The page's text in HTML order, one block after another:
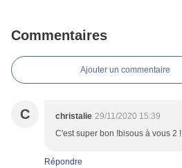
Commentaires
Ajouter un commentaire
C christalie 29/11/2020 15:39
C'est super bon !bisous à vous 2 !
Répondre